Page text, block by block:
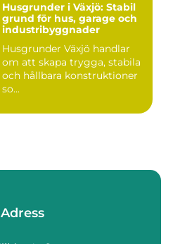
Husgrunder i Växjö: Stabil
grund för hus, garage och
industribyggnader
Husgrunder Växjö handlar
om att skapa trygga, stabila
och hållbara konstruktioner
so...
Adress